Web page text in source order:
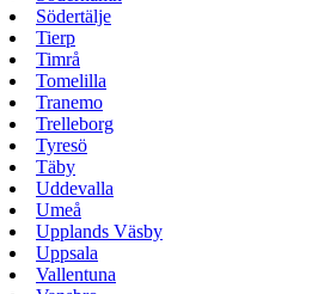
Södertälje
Tierp
Timrå
Tomelilla
Tranemo
Trelleborg
Tyresö
Täby
Uddevalla
Umeå
Upplands Väsby
Uppsala
Vallentuna